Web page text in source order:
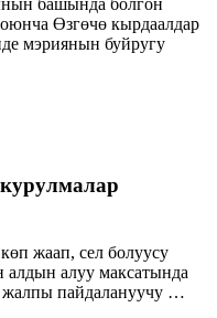
Өзгөчө кырдаалдар
мэриянын буйругу
жаап, сел болуусу
алуу максатында
пайдалануучу …